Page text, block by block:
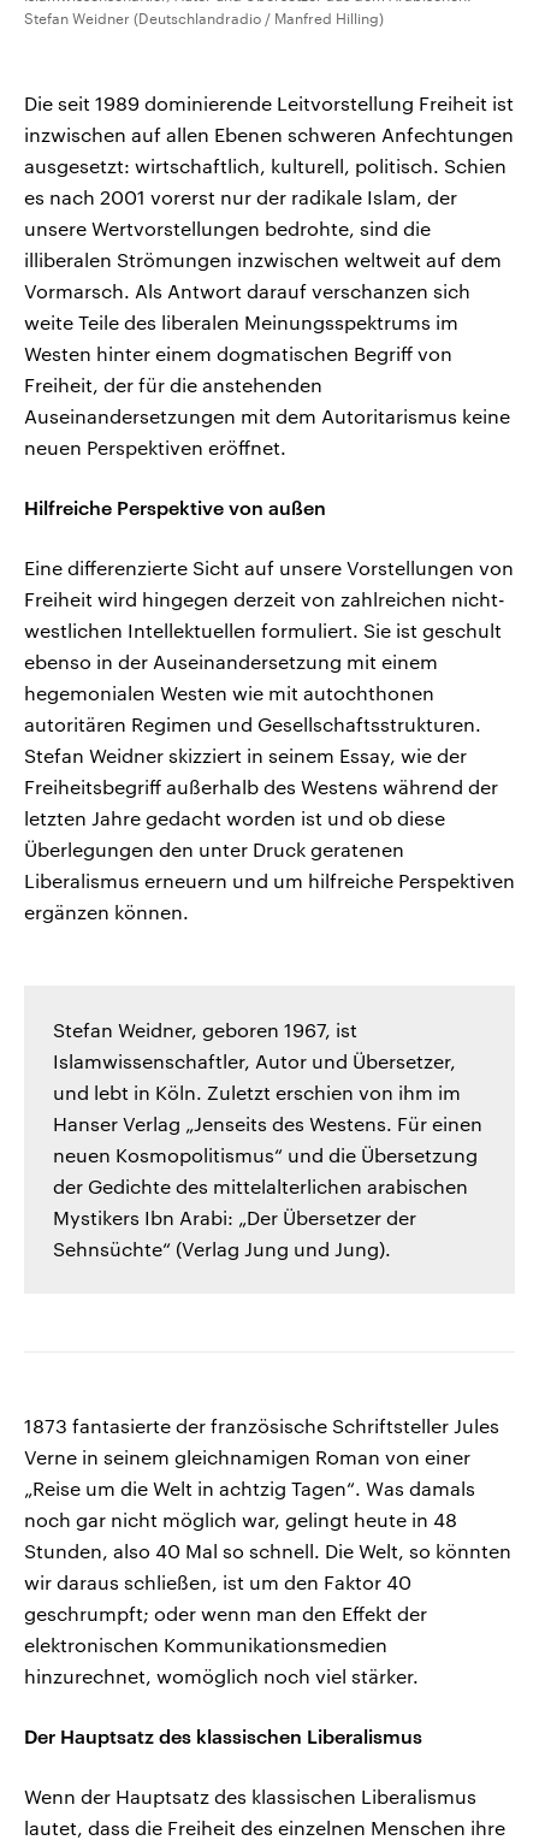
Stefan Weidner (Deutschlandradio / Manfred Hilling)
Die seit 1989 dominierende Leitvorstellung Freiheit ist
inzwischen auf allen Ebenen schweren Anfechtungen
ausgesetzt: wirtschaftlich, kulturell, politisch. Schien
es nach 2001 vorerst nur der radikale Islam, der
unsere Wertvorstellungen bedrohte, sind die
illiberalen Strömungen inzwischen weltweit auf dem
Vormarsch. Als Antwort darauf verschanzen sich
weite Teile des liberalen Meinungsspektrums im
Westen hinter einem dogmatischen Begriff von
Freiheit, der für die anstehenden
Auseinandersetzungen mit dem Autoritarismus keine
neuen Perspektiven eröffnet.
Hilfreiche Perspektive von außen
Eine differenzierte Sicht auf unsere Vorstellungen von
Freiheit wird hingegen derzeit von zahlreichen nicht-
westlichen Intellektuellen formuliert. Sie ist geschult
ebenso in der Auseinandersetzung mit einem
hegemonialen Westen wie mit autochthonen
autoritären Regimen und Gesellschaftsstrukturen.
Stefan Weidner skizziert in seinem Essay, wie der
Freiheitsbegriff außerhalb des Westens während der
letzten Jahre gedacht worden ist und ob diese
Überlegungen den unter Druck geratenen
Liberalismus erneuern und um hilfreiche Perspektiven
ergänzen können.
Stefan Weidner, geboren 1967, ist
Islamwissenschaftler, Autor und Übersetzer,
und lebt in Köln. Zuletzt erschien von ihm im
Hanser Verlag „Jenseits des Westens. Für einen
neuen Kosmopolitismus“ und die Übersetzung
der Gedichte des mittelalterlichen arabischen
Mystikers Ibn Arabi: „Der Übersetzer der
Sehnsüchte“ (Verlag Jung und Jung).
1873 fantasierte der französische Schriftsteller Jules
Verne in seinem gleichnamigen Roman von einer
„Reise um die Welt in achtzig Tagen“. Was damals
noch gar nicht möglich war, gelingt heute in 48
Stunden, also 40 Mal so schnell. Die Welt, so könnten
wir daraus schließen, ist um den Faktor 40
geschrumpft; oder wenn man den Effekt der
elektronischen Kommunikationsmedien
hinzurechnet, womöglich noch viel stärker.
Der Hauptsatz des klassischen Liberalismus
Wenn der Hauptsatz des klassischen Liberalismus
lautet, dass die Freiheit des einzelnen Menschen ihre